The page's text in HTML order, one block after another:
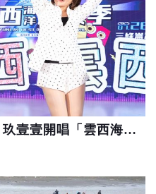
暑假最HIGH！告五人、玖壹壹開唱「雲西海洋音樂季」7/26.27解鎖西海岸最強盛夏派對